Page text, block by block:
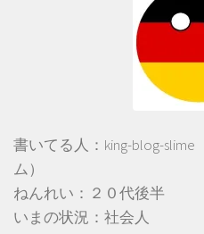
書いてる人：king-blog-
ム）
ねんれい：２０代後半
いまの状況：社会人